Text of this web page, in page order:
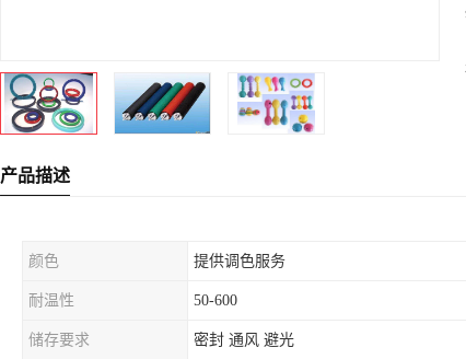
产品描述
颜色 提供调色服务
耐温性 50-600
储存要求 密封 通风 避光